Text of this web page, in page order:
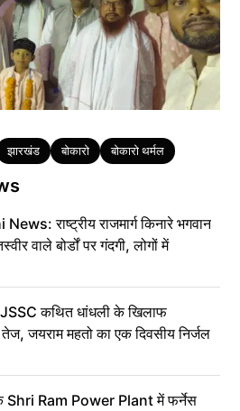
झारखंड बोकारो बोकारो थर्मल
राष्ट्रीय राजमार्ग किनारे भगवान
वाले बोर्डों पर गंदगी, लोगों में
कथित धांधली के खिलाफ
जयराम महतो का एक दिवसीय निर्जल
Shri Ram Power Plant में फर्नेस